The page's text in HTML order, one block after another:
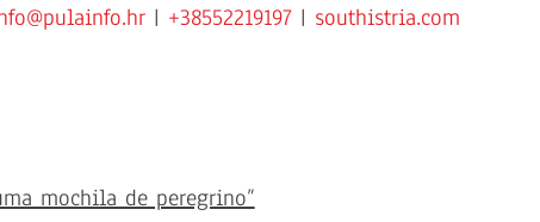
| +38552219197| southistria.com
mochila de peregrino”